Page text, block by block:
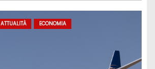
ATTUALITÀ ECONOMIA